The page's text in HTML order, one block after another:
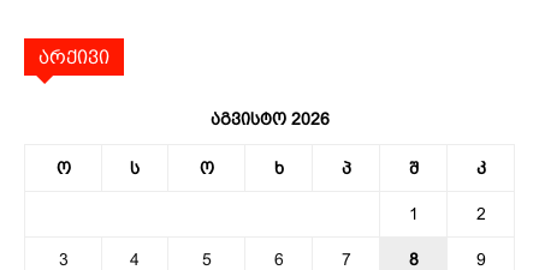
არქივი
აგვისტო 2026
ო ს ო ხ პ შ კ
1 2
3 4 5 6 7 8 9